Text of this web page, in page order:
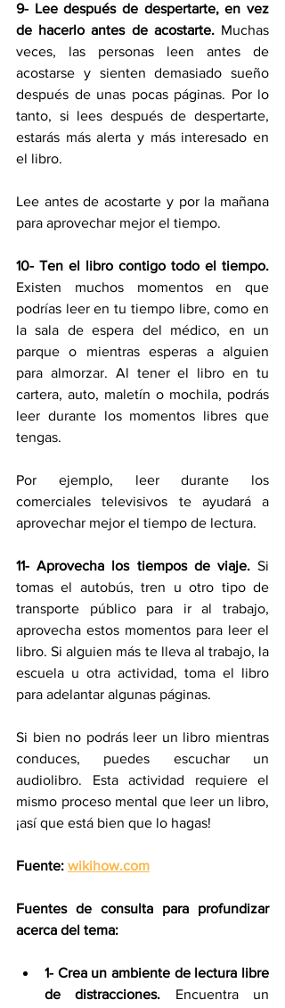
9- Lee después de despertarte, en vez
de hacerlo antes de acostarte. Muchas
veces, las personas leen antes de
acostarse y sienten demasiado sueño
después de unas pocas páginas. Por lo
tanto, si lees después de despertarte,
estarás más alerta y más interesado en
el libro.
Lee antes de acostarte y por la mañana
para aprovechar mejor el tiempo.
10- Ten el libro contigo todo el tiempo.
Existen muchos momentos en que
podrías leer en tu tiempo libre, como en
la sala de espera del médico, en un
parque o mientras esperas a alguien
para almorzar. Al tener el libro en tu
cartera, auto, maletín o mochila, podrás
leer durante los momentos libres que
tengas.
Por ejemplo, leer durante los
comerciales televisivos te ayudará a
aprovechar mejor el tiempo de lectura.
11- Aprovecha los tiempos de viaje. Si
tomas el autobús, tren u otro tipo de
transporte público para ir al trabajo,
aprovecha estos momentos para leer el
libro. Si alguien más te lleva al trabajo, la
escuela u otra actividad, toma el libro
para adelantar algunas páginas.
Si bien no podrás leer un libro mientras
conduces, puedes escuchar un
audiolibro. Esta actividad requiere el
mismo proceso mental que leer un libro,
¡así que está bien que lo hagas!
Fuente: wikihow.com
Fuentes de consulta para profundizar
acerca del tema:
1- Crea un ambiente de lectura libre
de distracciones. Encuentra un